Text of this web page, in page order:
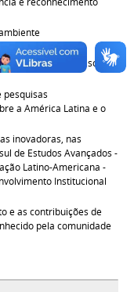
científicos e sociais
a América Latina e o
inovadoras, nas
de Estudos Avançados -
Latino-Americana -
Institucional
e as contribuições de
pela comunidade